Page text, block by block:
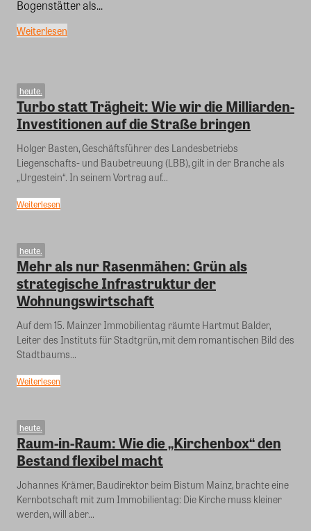
Bogenstätter als...
Weiterlesen
heute.
Turbo statt Trägheit: Wie wir die Milliarden-
Investitionen auf die Straße bringen
Holger Basten, Geschäftsführer des Landesbetriebs
Liegenschafts- und Baubetreuung (LBB), gilt in der Branche als
„Urgestein“. In seinem Vortrag auf...
Weiterlesen
heute.
Mehr als nur Rasenmähen: Grün als
strategische Infrastruktur der
Wohnungswirtschaft
Auf dem 15. Mainzer Immobilientag räumte Hartmut Balder,
Leiter des Instituts für Stadtgrün, mit dem romantischen Bild des
Stadtbaums...
Weiterlesen
heute.
Raum-in-Raum: Wie die „Kirchenbox“ den
Bestand flexibel macht
Johannes Krämer, Baudirektor beim Bistum Mainz, brachte eine
Kernbotschaft mit zum Immobilientag: Die Kirche muss kleiner
werden, will aber...